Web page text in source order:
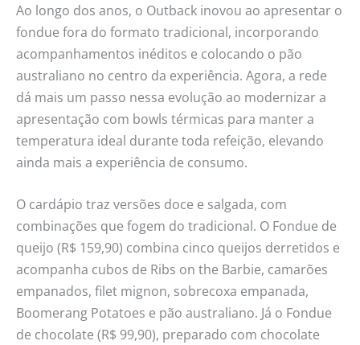
Ao longo dos anos, o Outback inovou ao apresentar o
fondue fora do formato tradicional, incorporando
acompanhamentos inéditos e colocando o pão
australiano no centro da experiência. Agora, a rede
dá mais um passo nessa evolução ao modernizar a
apresentação com bowls térmicas para manter a
temperatura ideal durante toda refeição, elevando
ainda mais a experiência de consumo.
O cardápio traz versões doce e salgada, com
combinações que fogem do tradicional. O Fondue de
queijo (R$ 159,90) combina cinco queijos derretidos e
acompanha cubos de Ribs on the Barbie, camarões
empanados, filet mignon, sobrecoxa empanada,
Boomerang Potatoes e pão australiano. Já o Fondue
de chocolate (R$ 99,90), preparado com chocolate